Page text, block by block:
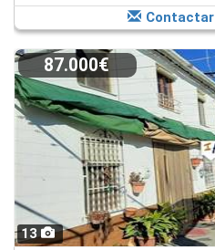
Contactar
13
87.000€